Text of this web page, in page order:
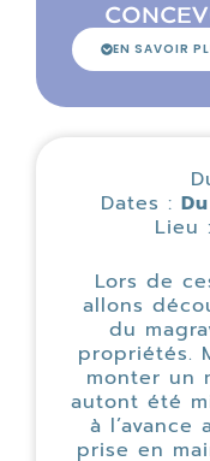
EN SAVOIR
Dates :
Lieu :
Lors de
allons
du
propriétés.
monter un
autont été
à
prise en